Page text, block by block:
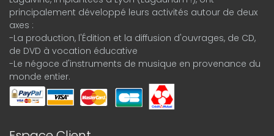
principalement développé leurs activités autour de deux
axes :
-La production, l'Édition et la diffusion d'ouvrages, de CD,
de DVD à vocation éducative
-Le négoce d'instruments de musique en provenance du
monde entier.